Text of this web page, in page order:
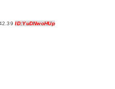
ID:YuDNwoHUp